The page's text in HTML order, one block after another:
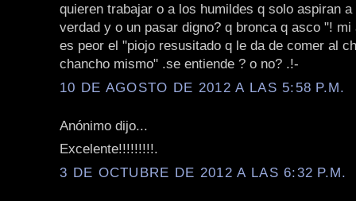
quieren trabajar o a los humildes q solo aspiran
verdad y o un pasar digno? q bronca q asco "! mi
es peor el "piojo resusitado q le da de comer al
chancho mismo" .se entiende ? o no? .!-
10 DE AGOSTO DE 2012 A LAS 5:58 P.M.
Anónimo dijo...
Excelente!!!!!!!!!.
3 DE OCTUBRE DE 2012 A LAS 6:32 P.M.